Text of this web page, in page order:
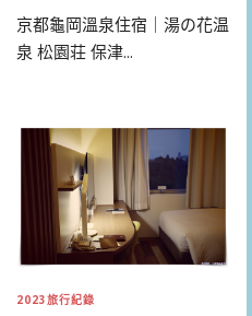
京都龜岡溫泉住宿｜湯の花温
泉 松園荘 保津...
2023旅行紀錄